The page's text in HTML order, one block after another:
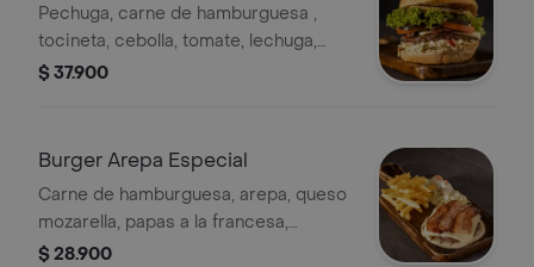
Pechuga, carne de hamburguesa ,
tocineta, cebolla, tomate, lechuga,
pepinillo dulce, queso mozzarella,
$ 37.900
Burger Arepa Especial
Carne de hamburguesa, arepa, queso
mozarella, papas a la francesa,
tocineta, huevos de codorniz salsas y
$ 28.900